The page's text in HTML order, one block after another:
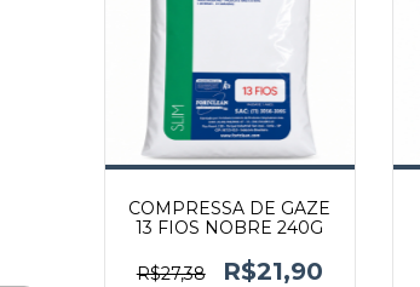
COMPRESSA DE GAZE
13 FIOS NOBRE 240G
R$27,38 R$21,90